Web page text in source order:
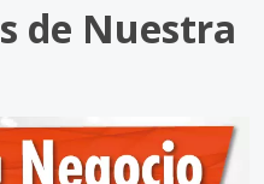
de Nuestra